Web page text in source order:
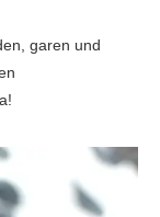
garen und